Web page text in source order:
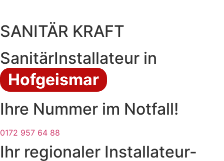
SANITÄR KRAFT
SanitärInstallateur in
Hofgeismar
Ihre Nummer im Notfall!
0172 957 64 88
Ihr regionaler Installateur-